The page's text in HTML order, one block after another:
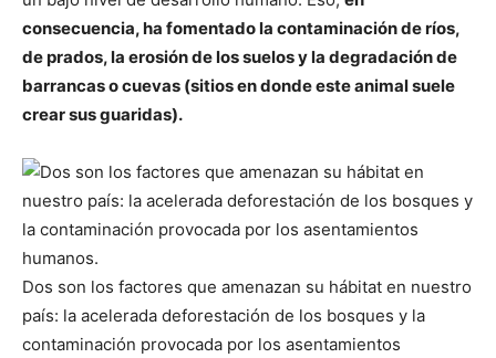
consecuencia, ha fomentado la contaminación de ríos,
de prados, la erosión de los suelos y la degradación de
barrancas o cuevas (sitios en donde este animal suele
crear sus guaridas).
Dos son los factores que amenazan su hábitat en nuestro
país: la acelerada deforestación de los bosques y la
contaminación provocada por los asentamientos